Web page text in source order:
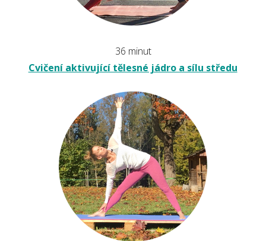
36 minut
Cvičení aktivující tělesné jádro a sílu středu